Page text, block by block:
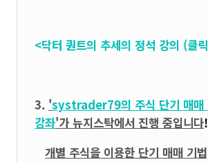
<닥터 퀀트의 추세의 정석 강의 (클
3. 'systrader79의 주식 단기 매매
강좌'가 뉴지스탁에서 진행 중입니다!
개별 주식을 이용한 단기 매매 기